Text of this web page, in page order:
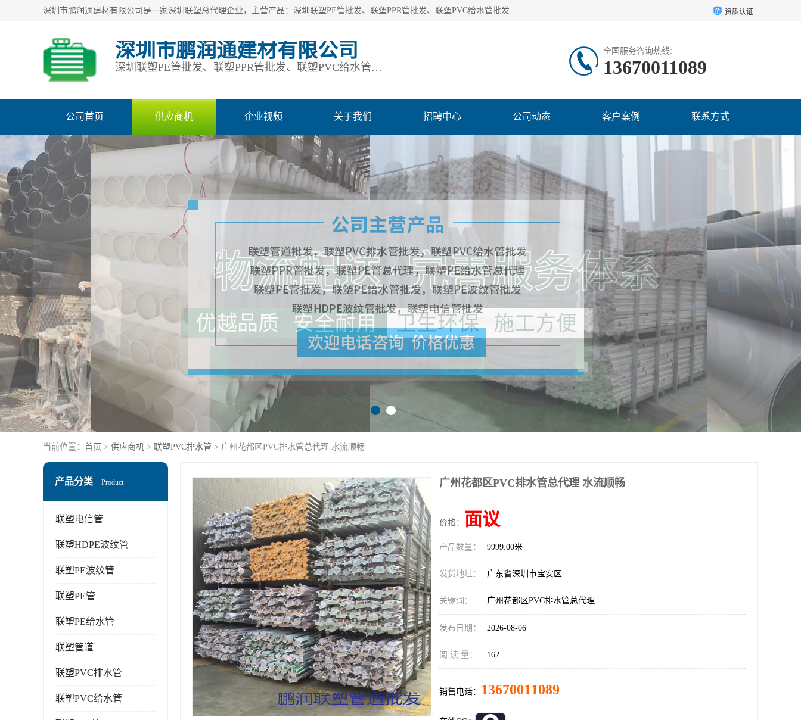
深圳市鹏润通建材有限公司是一家深圳联塑总代理企业，主营产品：深圳联塑PE管批发、联塑PPR管批发、联塑PVC给水管批发、联塑PVC排水管批发、联塑管道批发等。凭借服务以及多年的勤奋拼搏，发展成为一家销售各种管材管件，绝缘电工套管及配件等系列产品的贸易公司。公司秉承“顾客至上，锐意进取”的经营理念，坚持“客户至上”原则为广大客户提供的服务。欢迎惠顾！ 资质认证
深圳市鹏润通建材有限公司
深圳联塑PE管批发、联塑PPR管批发、联塑PVC给水管批发、联塑PVC排水管批发、联塑管道批发等
全国服务咨询热线:
13670011089
公司首页 供应商机 企业视频 关于我们 招聘中心 公司动态 客户案例 联系方式
当前位置： 首页 > 供应商机 > 联塑PVC排水管 > 广州花都区PVC排水管总代理 水流顺畅
产品分类 Product
联塑电信管
联塑HDPE波纹管
联塑PE波纹管
联塑PE管
联塑PE给水管
联塑管道
联塑PVC排水管
联塑PVC给水管
广州花都区PVC排水管总代理 水流顺畅
价格： 面议
产品数量： 9999.00米
发货地址： 广东省深圳市宝安区
关键词： 广州花都区PVC排水管总代理
发布日期： 2026-08-06
阅 读 量： 162
销售电话： 13670011089